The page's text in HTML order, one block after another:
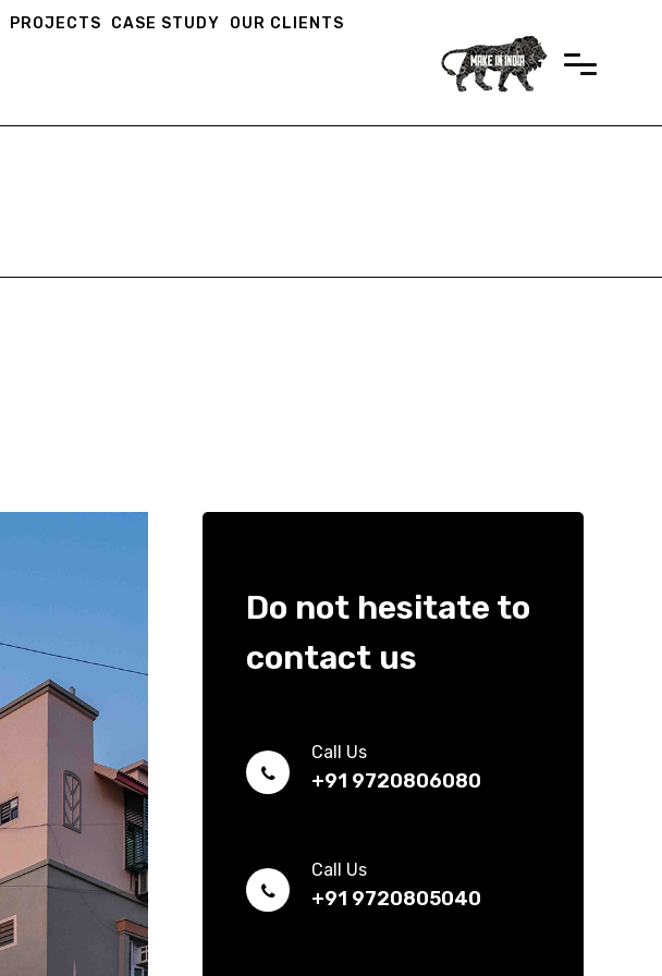
PROJECTS CASE STUDY OUR CLIENTS
Do not hesitate to
contact us
Call Us
+91 9720806080
Call Us
+91 9720805040